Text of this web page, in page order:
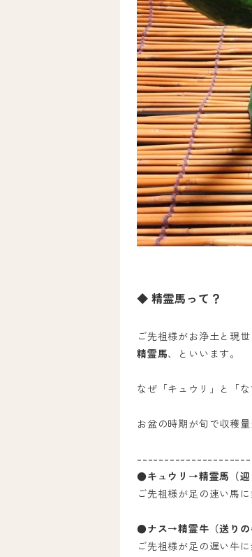
◆ 精霊馬って？
ご先祖様がお浄土と現
精霊馬、といいます。
なぜ「キュウリ」と「な
お盆の時期が旬で収穫
●キュウリ→精霊馬（迎
ご先祖様が足の速い馬
●ナス→精霊牛（送りの
ご先祖様が足の遅い牛